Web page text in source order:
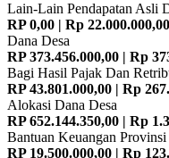
Lain-Lain Pendapatan Asli
RP 0,00 | Rp 22.000.000,00
Dana Desa
RP 373.456.000,00 | Rp
Bagi Hasil Pajak Dan
RP 43.801.000,00 | Rp
Alokasi Dana Desa
RP 652.144.350,00 | Rp
Bantuan Keuangan Provinsi
RP 19.500.000,00 | Rp